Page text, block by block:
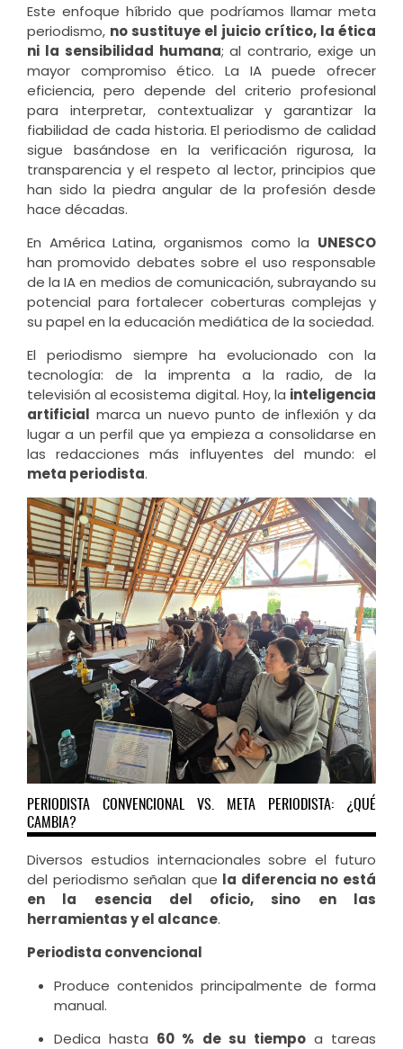
Este enfoque híbrido que podríamos llamar meta
periodismo, no sustituye el juicio crítico, la ética
ni la sensibilidad humana; al contrario, exige un
mayor compromiso ético. La IA puede ofrecer
eficiencia, pero depende del criterio profesional
para interpretar, contextualizar y garantizar la
fiabilidad de cada historia. El periodismo de calidad
sigue basándose en la verificación rigurosa, la
transparencia y el respeto al lector, principios que
han sido la piedra angular de la profesión desde
hace décadas.
En América Latina, organismos como la UNESCO
han promovido debates sobre el uso responsable
de la IA en medios de comunicación, subrayando su
potencial para fortalecer coberturas complejas y
su papel en la educación mediática de la sociedad.
El periodismo siempre ha evolucionado con la
tecnología: de la imprenta a la radio, de la
televisión al ecosistema digital. Hoy, la inteligencia
artificial marca un nuevo punto de inflexión y da
lugar a un perfil que ya empieza a consolidarse en
las redacciones más influyentes del mundo: el
meta periodista.
PERIODISTA CONVENCIONAL VS. META PERIODISTA: ¿QUÉ
CAMBIA?
Diversos estudios internacionales sobre el futuro
del periodismo señalan que la diferencia no está
en la esencia del oficio, sino en las
herramientas y el alcance.
Periodista convencional
Produce contenidos principalmente de forma
manual.
Dedica hasta 60 % de su tiempoa tareas